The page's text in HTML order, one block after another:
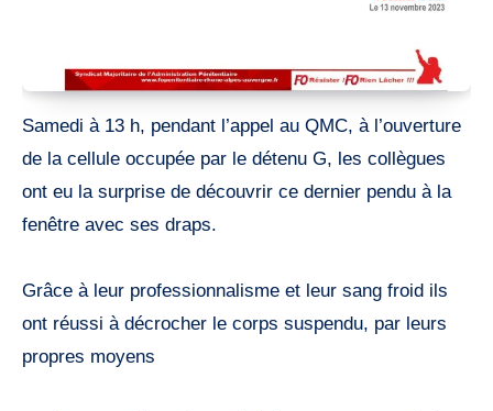
Samedi à 13 h, pendant l’appel au QMC, à l’ouverture
de la cellule occupée par le détenu G, les collègues
ont eu la surprise de découvrir ce dernier pendu à la
fenêtre avec ses draps.
Grâce à leur professionnalisme et leur sang froid ils
ont réussi à décrocher le corps suspendu, par leurs
propres moyens